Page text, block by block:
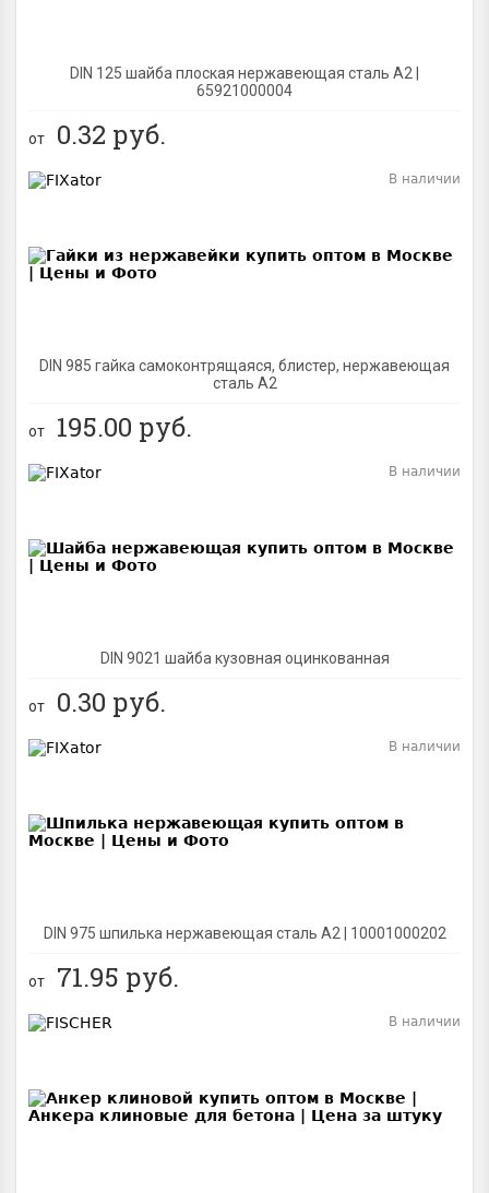
DIN 125 шайба плоская нержавеющая сталь A2 |
65921000004
от 0.32 руб.
DIN 985 гайка самоконтрящаяся, блистер, нержавеющая
сталь A2
В наличии
от 195.00 руб.
DIN 9021 шайба кузовная оцинкованная
В наличии
от 0.30 руб.
DIN 975 шпилька нержавеющая сталь A2 | 10001000202
В наличии
от 71.95 руб.
В наличии